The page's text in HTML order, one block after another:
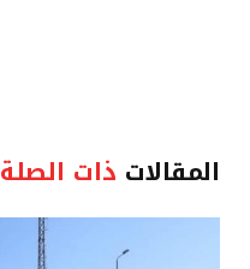
المقالات ذات الصلة